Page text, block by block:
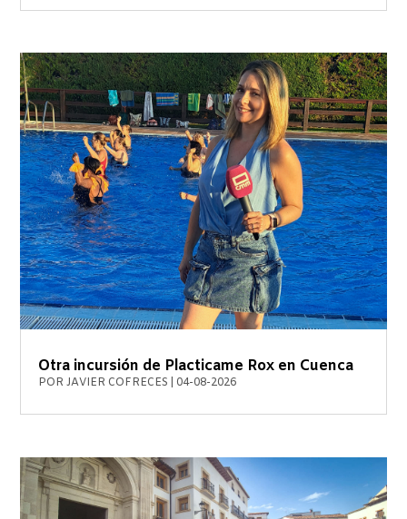
Otra incursión de Placticame Rox en Cuenca
PORJAVIER COFRECES 04-08-2026